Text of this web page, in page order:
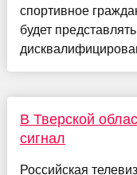
спортивное
будет
В Тверской
сигнал
Российская